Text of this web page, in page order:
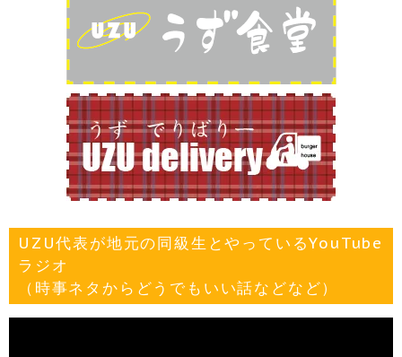
UZU代表が地元の同級生とやっているYouTube
ラジオ
（時事ネタからどうでもいい話などなど）